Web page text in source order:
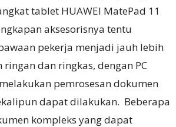
tablet HUAWEI MatePad 11
aksesorisnya tentu
pekerja menjadi jauh lebih
dan ringkas, dengan PC
melakukan pemrosesan dokumen
dapat dilakukan. Beberapa
kompleks yang dapat